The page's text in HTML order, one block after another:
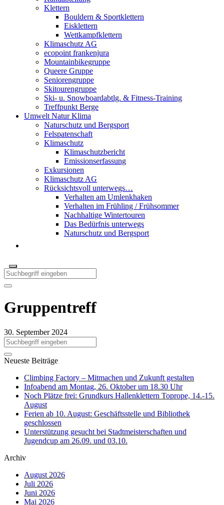
Klettern
Bouldern & Sportklettern
Eisklettern
Wettkampfklettern
Klimaschutz AG
ecopoint frankenjura
Mountainbikegruppe
Queere Gruppe
Seniorengruppe
Skitourengruppe
Ski- u. Snowboardabtlg. & Fitness-Training
Treffpunkt Berge
Umwelt Natur Klima
Naturschutz und Bergsport
Felspatenschaft
Klimaschutz
Klimaschutzbericht
Emissionserfassung
Exkursionen
Klimaschutz AG
Rücksichtsvoll unterwegs…
Verhalten am Umlenkhaken
Verhalten im Frühling / Frühsommer
Nachhaltige Wintertouren
Das Bedürfnis unterwegs
Naturschutz und Bergsport
Gruppentreff
30. September 2024
Neueste Beiträge
Climbing Factory – Mitmachen und Zukunft gestalten
Infoabend am Montag, 26. Oktober um 18.30 Uhr
Noch Plätze frei: Grundkurs Hallenklettern Toprope, 14.-15.
August
Ferien ab 10. August: Geschäftsstelle und Bibliothek
geschlossen
Unterstützung gesucht bei Stadtmeisterschaften und
Jugendcup am 26.09. und 03.10.
Archiv
August 2026
Juli 2026
Juni 2026
Mai 2026